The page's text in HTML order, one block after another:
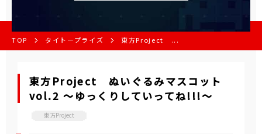
TOP タイトープライズ 東方Project ...
東方Project ぬいぐるみマスコット
vol.2 ～ゆっくりしていってね!!!～
東方Project